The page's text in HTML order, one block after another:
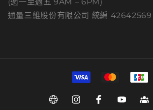
通量三維股份有限公司 統編 42642569
Web InstagramFacebookYouTube